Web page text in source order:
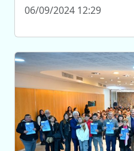
06/09/2024 12:29